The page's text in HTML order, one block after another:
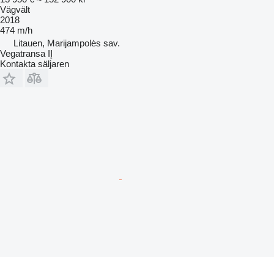
Vägvält
2018
474 m/h
Litauen, Marijampolės sav.
Vegatransa IĮ
Kontakta säljaren